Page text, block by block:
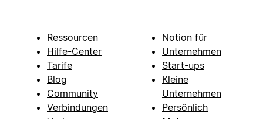
Ressourcen
Hilfe-Center
Tarife
Blog
Community
Verbindungen
Notion für
Unternehmen
Start-ups
Kleine
Unternehmen
Persönlich